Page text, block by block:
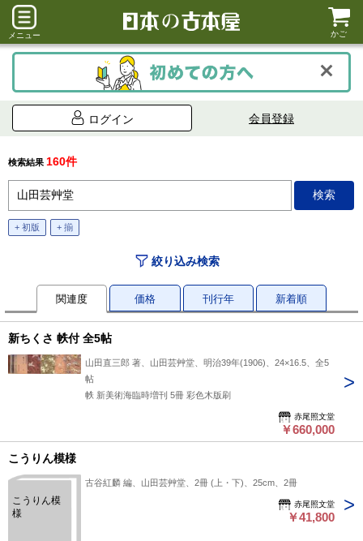
メニュー かご
ログイン 会員登録
検索結果 160件
+ 初版 + 揃
絞り込み検索
関連度 価格 刊行年 新着順
新ちくさ 帙付 全5帖
山田直三郎 著、山田芸艸堂、明治39年(1906)、24×16.5、全5
帖
帙 新美術海臨時増刊 5冊 彩色木版刷
赤尾照文堂
￥660,000
こうりん模様
こうりん模
様
古谷紅麟 編、山田芸艸堂、2冊 (上・下)、25cm、2冊
赤尾照文堂
￥41,800